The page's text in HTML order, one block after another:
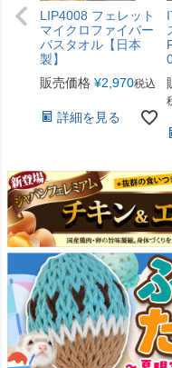
LIP4008 フェレット
マイクロファイバー
バスタオル【日本
製】
販売価格 ¥2,970税込
詳細を見る